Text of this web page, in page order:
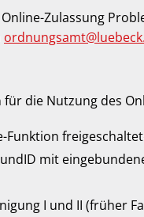
Zulassung
die Nutzung des
Funktion
mit
I und II (früher